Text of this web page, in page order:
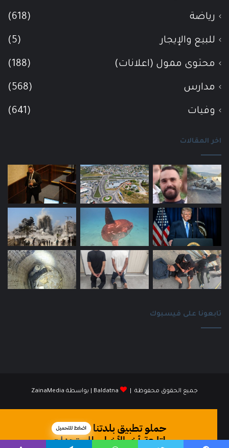
رياضة (618)
للبيع والإيجار (5)
محتوى ممول (اعلانات) (188)
مدارس (568)
وفيات (641)
اخر المقالات
تابعونا على فيسبوك
جميع الحقوق محفوظة | Baldatna | بواسطة ZainaMedia